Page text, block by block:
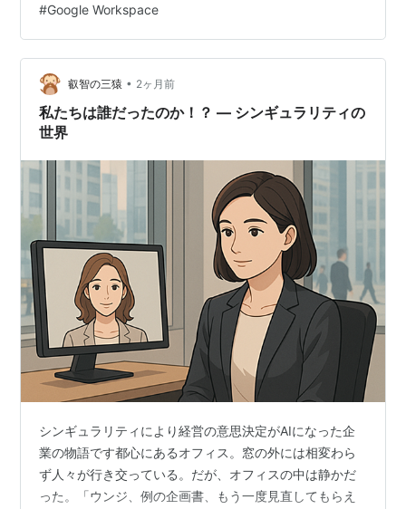
リ：Google AppSheet 要件・項目の整理 アプリの完成イ
メージ Googleス…
#Google Workspace
叡智の三猿 • 2ヶ月前
私たちは誰だったのか！？ ― シンギュラリティの
世界
シンギュラリティにより経営の意思決定がAIになった企
業の物語です都心にあるオフィス。窓の外には相変わら
ず人々が行き交っている。だが、オフィスの中は静かだ
った。「ウンジ、例の企画書、もう一度見直してもらえ